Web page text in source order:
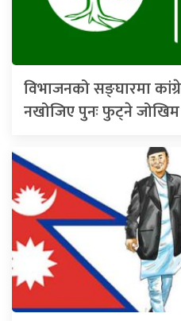
विभाजनको सङ्घारमा
नखोजिए पुनः फुट्ने जोखिम